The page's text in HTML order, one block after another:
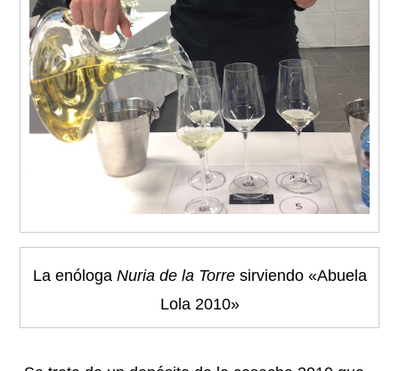
La enóloga Nuria de la Torresirviendo «Abuela
Lola 2010»